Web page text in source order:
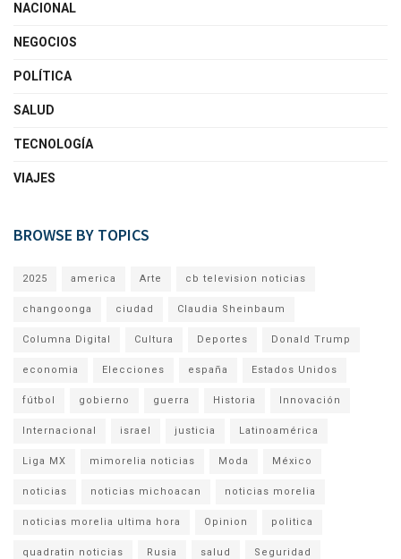
NACIONAL
NEGOCIOS
POLÍTICA
SALUD
TECNOLOGÍA
VIAJES
BROWSE BY TOPICS
2025 america Arte cb television noticias
changoonga ciudad Claudia Sheinbaum
Columna Digital Cultura Deportes Donald Trump
economia Elecciones españa Estados Unidos
fútbol gobierno guerra Historia Innovación
Internacional israel justicia Latinoamérica
Liga MX mimorelia noticias Moda México
noticias noticias michoacan noticias morelia
noticias morelia ultima hora Opinion politica
quadratin noticias Rusia salud Seguridad